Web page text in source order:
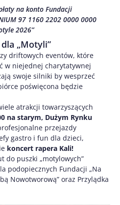
na konto Fundacji
97 1160 2202 0000 0000
2026”
„Motyli”
driftowych eventów, które
w niejednej charytatywnej
swoje silniki by wesprzeć
poświęcona będzie
atrakcji towarzyszących
na starym, Dużym Rynku
przejazdy
gastro i fun dla dzieci,
koncert rapera Kali!
do puszki „motylowych”
podopiecznych Fundacji „Na
Nowotworową” oraz Przylądka